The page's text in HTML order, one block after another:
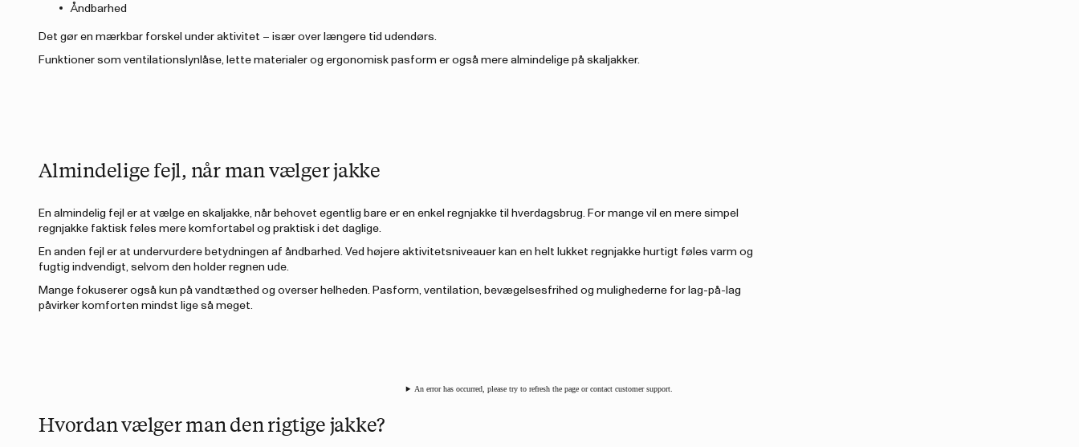
Åndbarhed
Det gør en mærkbar forskel under aktivitet – især over længere tid udendørs.
Funktioner som ventilationslynlåse, lette materialer og ergonomisk pasform er også mere almindelige på skaljakker.
Almindelige fejl, når man vælger jakke
En almindelig fejl er at vælge en skaljakke, når behovet egentlig bare er en enkel regnjakke til hverdagsbrug. For mange vil en mere simpel
regnjakke faktisk føles mere komfortabel og praktisk i det daglige.
En anden fejl er at undervurdere betydningen af åndbarhed. Ved højere aktivitetsniveauer kan en helt lukket regnjakke hurtigt føles varm og
fugtig indvendigt, selvom den holder regnen ude.
Mange fokuserer også kun på vandtæthed og overser helheden. Pasform, ventilation, bevægelsesfrihed og mulighederne for lag-på-lag
påvirker komforten mindst lige så meget.
An error has occurred, please try to refresh the page or contact customer support.
Hvordan vælger man den rigtige jakke?